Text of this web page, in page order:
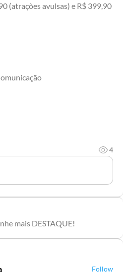
(atrações avulsas) e R$ 399,90
4
mais DESTAQUE!
Follow